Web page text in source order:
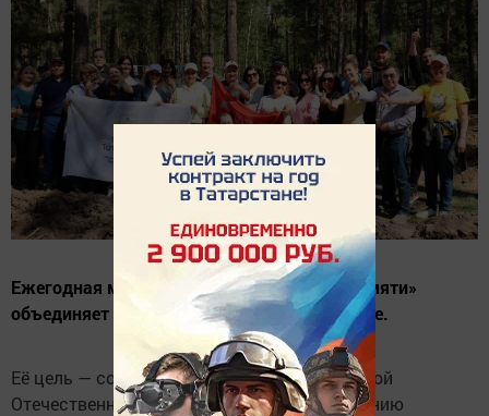
Ежегодная международная акция «Сад памяти»
объединяет миллионы людей по всей стране.
Её цель — сохранить память о героях Великой
Отечественной войны. В этом году к движению